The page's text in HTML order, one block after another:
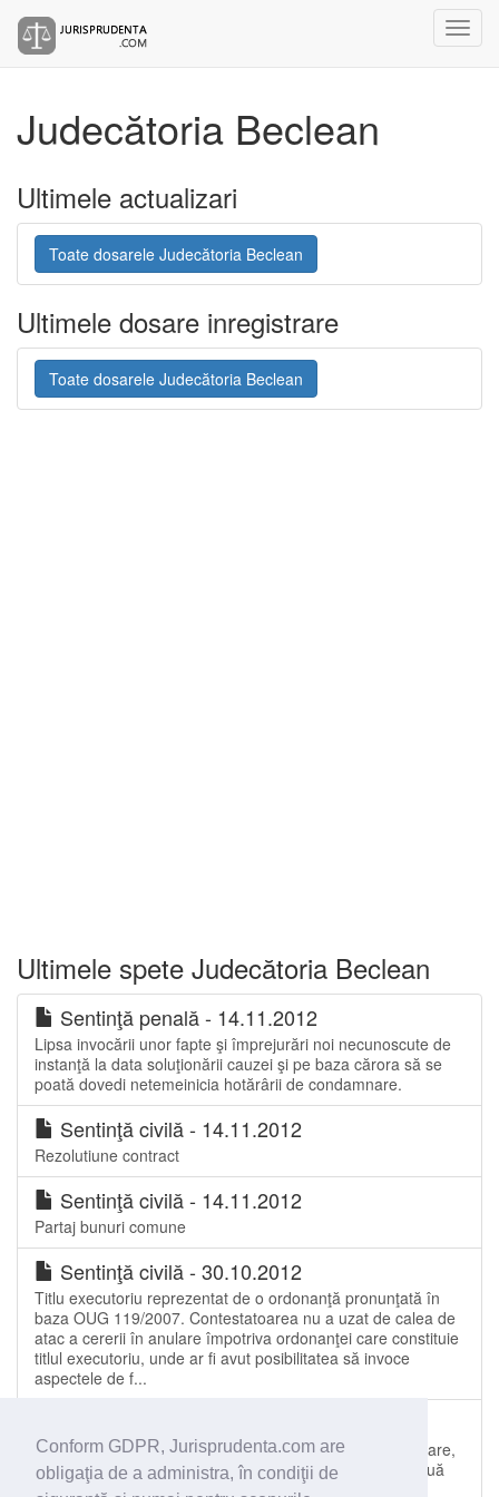
Conform GDPR, Jurisprudenta.com are
obligaţia de a administra, în condiţii de
Judecătoria Beclean
Ultimele actualizari
Toate dosarele Judecătoria Beclean
Ultimele dosare inregistrare
Toate dosarele Judecătoria Beclean
Ultimele spete Judecătoria Beclean
Sentinţă penală - 14.11.2012
Lipsa invocării unor fapte şi împrejurări noi necunoscute de
instanţă la data soluţionării cauzei şi pe baza cărora să se
poată dovedi netemeinicia hotărârii de condamnare.
Sentinţă civilă - 14.11.2012
Rezolutiune contract
Sentinţă civilă - 14.11.2012
Partaj bunuri comune
Sentinţă civilă - 30.10.2012
Titlu executoriu reprezentat de o ordonanţă pronunţată în
baza OUG 119/2007. Contestatoarea nu a uzat de calea de
atac a cererii în anulare împotriva ordonanţei care constituie
titlul executoriu, unde ar fi avut posibilitatea să invoce
aspectele de f...
Incidenţa disp. art. 1402 alin. 7 C.pr.pen., în situaţia în care,
în perioada de timp scursă în intervalul existent între două
prelungiri ale măsurii preventive prev. de art. 136 lit. „b”